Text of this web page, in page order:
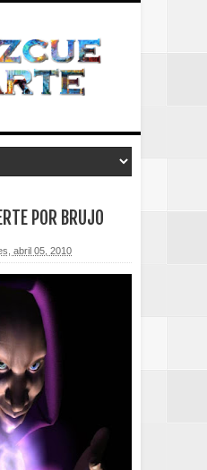
POR BRUJO
abril 05, 2010